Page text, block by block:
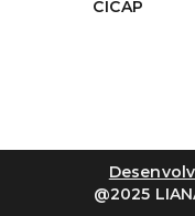
CICAP
@2025